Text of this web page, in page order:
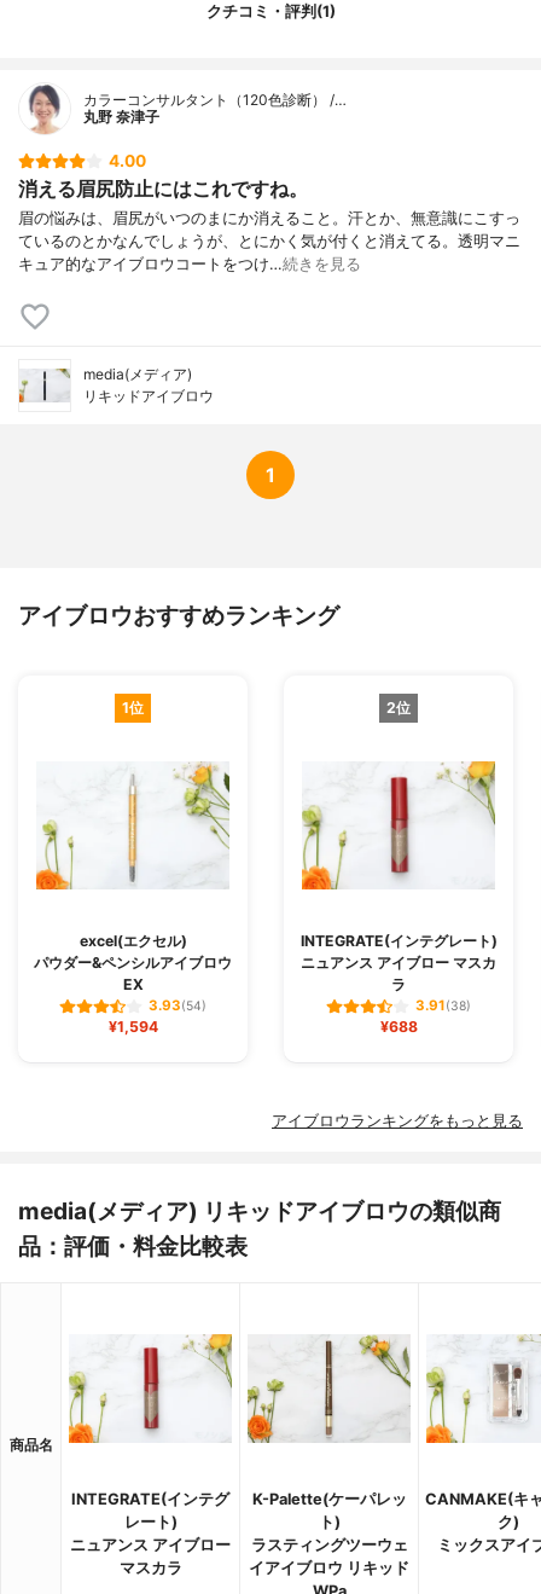
クチコミ・評判(1)
カラーコンサルタント（120色診断） /…
丸野 奈津子
4.00
消える眉尻防止にはこれですね。
眉の悩みは、眉尻がいつのまにか消えること。汗とか、無意識にこすっ
ているのとかなんでしょうが、とにかく気が付くと消えてる。透明マニ
キュア的なアイブロウコートをつけ…続きを見る
media(メディア)
リキッドアイブロウ
1
アイブロウおすすめランキング
1位
excel(エクセル)
パウダー&ペンシルアイブロウ
EX
3.93(54)
¥1,594
2位
INTEGRATE(インテグレート)
ニュアンス アイブロー マスカ
ラ
3.91(38)
¥688
アイブロウランキングをもっと見る
media(メディア) リキッドアイブロウの類似商
品：評価・料金比較表
商品名
INTEGRATE(インテグ
レート)
ニュアンス アイブロー
マスカラ
K-Palette(ケーパレッ
ト)
ラスティングツーウェ
イアイブロウ リキッド
CANMAKE(キ
ク)
ミックスアイ